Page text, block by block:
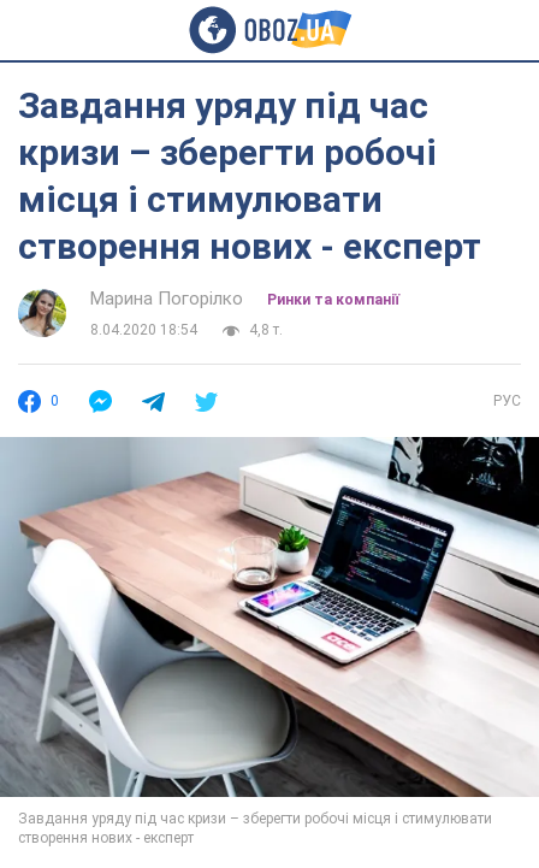
Завдання уряду під час
кризи – зберегти робочі
місця і стимулювати
створення нових - експерт
Марина Погорілко
Ринки та компанії
8.04.2020 18:54
4,8 т.
0 РУС